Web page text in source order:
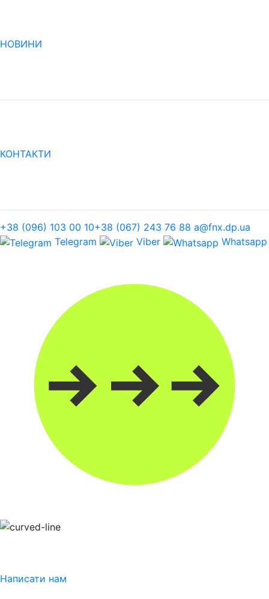
НОВИНИ
КОНТАКТИ
+38 (096) 103 00 10+38 (067) 243 76 88 a@fnx.dp.ua
Telegram
Viber Whatsapp
Написати нам